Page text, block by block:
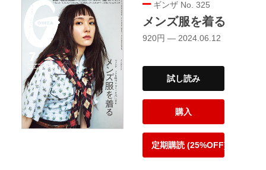
ギンザ No. 325
メンズ服を着る
920円 — 2024.06.12
試し読み
購入
定期購読 (25%OFF)